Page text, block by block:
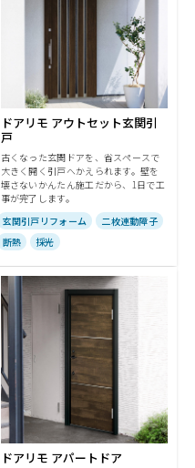
ドアリモ アウトセット玄関引
戸
古くなった玄関ドアを、省スペースで
大きく開く引戸へかえられます。壁を
壊さないかんたん施工だから、1日で工
事が完了します。
玄関引戸リフォーム
二枚連動障子
断熱
採光
ドアリモ アパートドア